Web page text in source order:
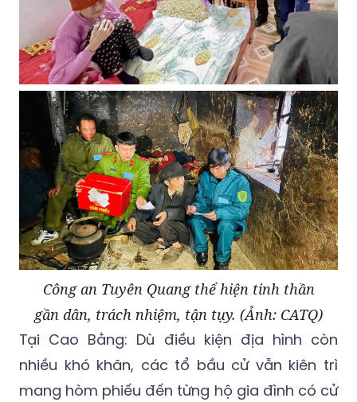
Công an Tuyên Quang thể hiện tinh thần
gần dân, trách nhiệm, tận tụy. (Ảnh: CATQ)
Tại Cao Bằng: Dù điều kiện địa hình còn
nhiều khó khăn, các tổ bầu cử vẫn kiên trì
mang hòm phiếu đến từng hộ gia đình có cử